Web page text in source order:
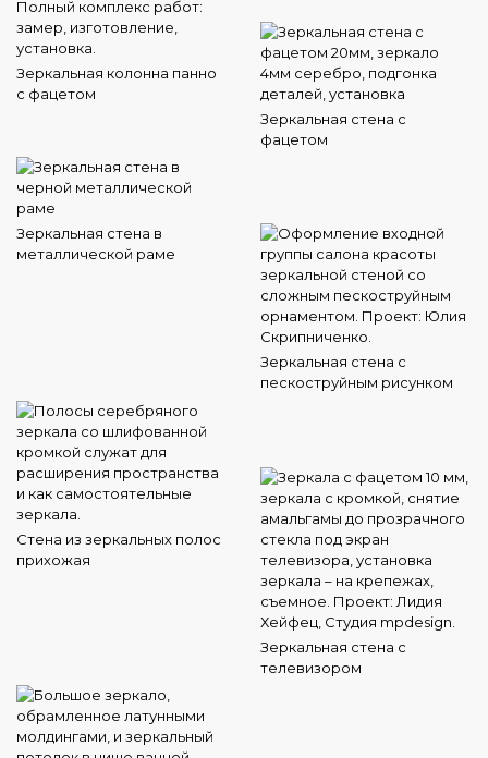
Зеркальная колонна панно
с фацетом
Зеркальная стена с
фацетом
Зеркальная стена в
металлической раме
Зеркальная стена с
пескоструйным рисунком
Стена из зеркальных полос
прихожая
Зеркальная стена с
телевизором